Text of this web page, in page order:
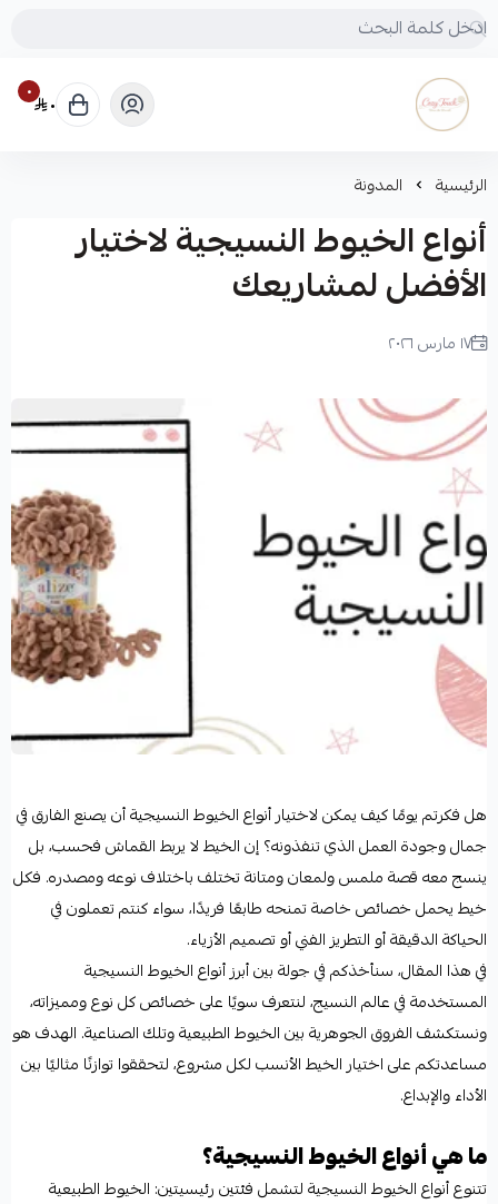
Cozy touch
٠ ٠
الرئيسية المدونة
أنواع الخيوط النسيجية لاختيار
الأفضل لمشاريعك
١٧ مارس ٢٠٢٦
هل فكرتم يومًا كيف يمكن لاختيار أنواع الخيوط النسيجية أن يصنع الفارق في
جمال وجودة العمل الذي تنفذونه؟ إن الخيط لا يربط القماش فحسب، بل
ينسج معه قصة ملمس ولمعان ومتانة تختلف باختلاف نوعه ومصدره. فكل
خيط يحمل خصائص خاصة تمنحه طابعًا فريدًا، سواء كنتم تعملون في
الحياكة الدقيقة أو التطريز الفني أو تصميم الأزياء.
في هذا المقال، سنأخذكم في جولة بين أبرز أنواع الخيوط النسيجية
المستخدمة في عالم النسيج، لنتعرف سويًا على خصائص كل نوع ومميزاته،
ونستكشف الفروق الجوهرية بين الخيوط الطبيعية وتلك الصناعية. الهدف هو
مساعدتكم على اختيار الخيط الأنسب لكل مشروع، لتحققوا توازنًا مثاليًا بين
الأداء والإبداع.
ما هي أنواع الخيوط النسيجية؟
تتنوع أنواع الخيوط النسيجية لتشمل فئتين رئيسيتين: الخيوط الطبيعية